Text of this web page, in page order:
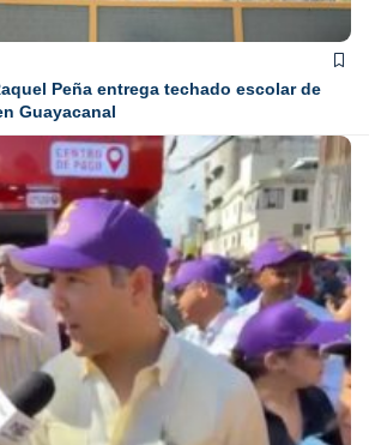
Peña entrega techado escolar de
Guayacanal